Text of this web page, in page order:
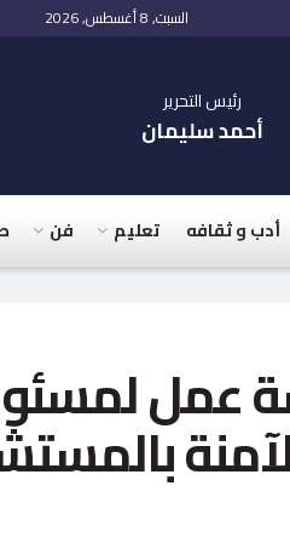
السبت, 8 أغسطس, 2026
رئيس التحرير
أحمد سليمان
أدب و ثقافه تعليم فن
عمل